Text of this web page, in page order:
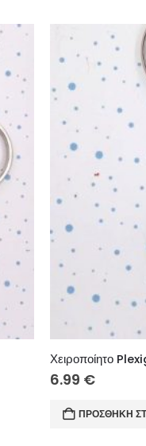
6.99 €
ΠΡΟΣΘΉΚΗ